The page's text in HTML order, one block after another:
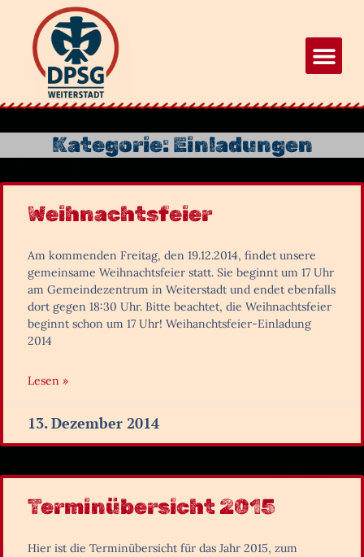
Kategorie: Einladungen
Weihnachtsfeier
Am kommenden Freitag, den 19.12.2014, findet unsere
gemeinsame Weihnachtsfeier statt. Sie beginnt um 17 Uhr
am Gemeindezentrum in Weiterstadt und endet ebenfalls
dort gegen 18:30 Uhr. Bitte beachtet, die Weihnachtsfeier
beginnt schon um 17 Uhr! Weihanchtsfeier-Einladung
2014
Lesen »
13. Dezember 2014
Terminübersicht 2015
Hier ist die Terminübersicht für das Jahr 2015, zum